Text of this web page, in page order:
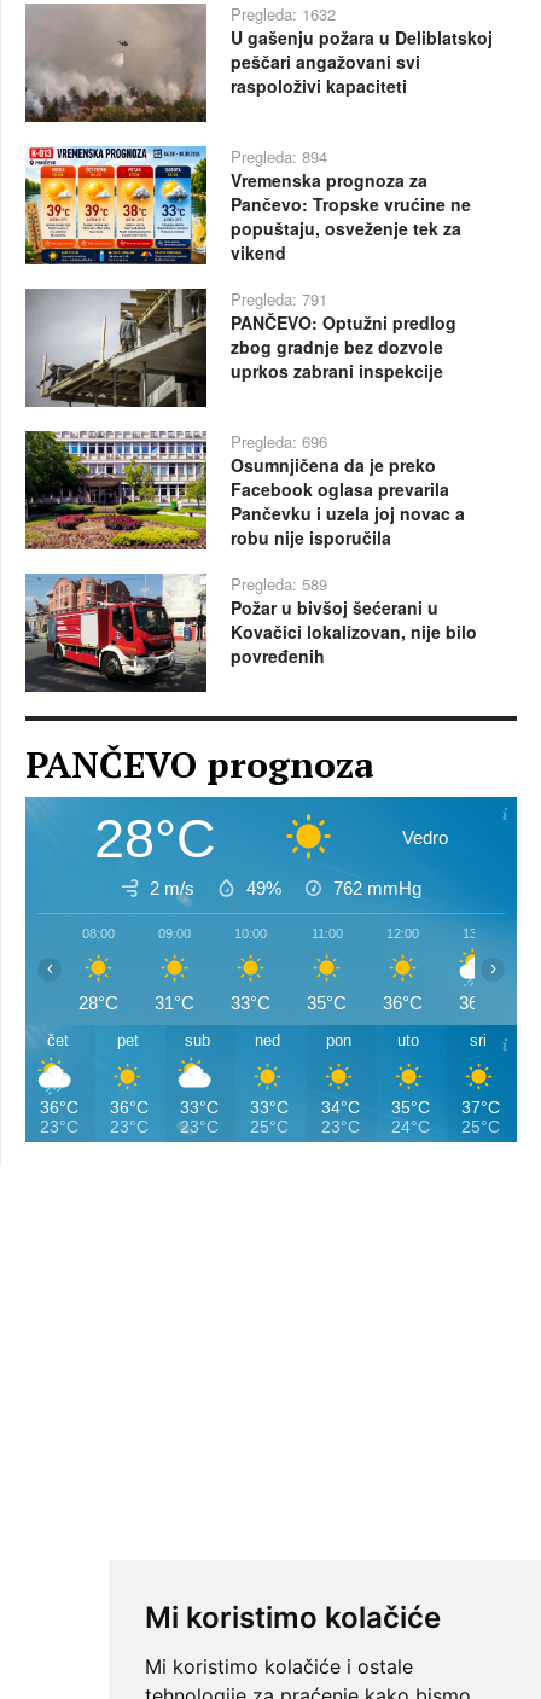
Mi koristimo kolačiće
Mi koristimo kolačiće i ostale
Pregleda: 1632
U gašenju požara u Deliblatskoj
peščari angažovani svi
raspoloživi kapaciteti
Pregleda: 894
Vremenska prognoza za
Pančevo: Tropske vrućine ne
popuštaju, osveženje tek za
vikend
Pregleda: 791
PANČEVO: Optužni predlog
zbog gradnje bez dozvole
uprkos zabrani inspekcije
Pregleda: 696
Osumnjičena da je preko
Facebook oglasa prevarila
Pančevku i uzela joj novac a
robu nije isporučila
Pregleda: 589
Požar u bivšoj šećerani u
Kovačici lokalizovan, nije bilo
povređenih
PANČEVO prognoza
28°C Vedro
2 m/s 49% 762 mmHg
08:00
28°C
09:00
31°C
10:00
33°C
11:00
35°C
12:00
36°C
13:00
36°C
‹ ›
čet
36°C
23°C
pet
36°C
23°C
sub
33°C
23°C
ned
33°C
25°C
pon
34°C
23°C
uto
35°C
24°C
sri
37°C
25°C